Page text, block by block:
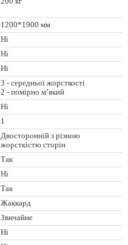
1200*1900 мм
Ні
Ні
Ні
3 - середньої жорсткості
2 - помірно м’який
Ні
1
Двосторонній з різною
жорсткістю сторін
Так
Ні
Так
Жаккард
Звичайне
Ні